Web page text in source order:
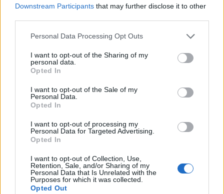
Downstream Participants that may further disclose it to other
Personal Data Processing Opt Outs
I want to opt-out of the Sharing of my
personal data.
Opted In
I want to opt-out of the Sale of my
Personal Data.
Opted In
I want to opt-out of processing my
Personal Data for Targeted Advertising.
Opted In
I want to opt-out of Collection, Use,
Retention, Sale, and/or Sharing of my
Personal Data that Is Unrelated with the
Purposes for which it was collected.
Opted Out
ΤΟΥΡΚΙΑ
Η Τουρκία ζήτησε από Ουκρανία και
Ρωσία ένα μορατόριουμ για να
σταματήσουν οι επιθέσεις σε πλοία στη
Μαύρη Θάλασσα
«Τώρα, επιτίθενται σε όλα τα εμπορικά πλοία
αδιακρίτως» δήλωσε με αποδοκιμασία ο
υπουργός Εξωτερικών, Χακάν Φιντάν